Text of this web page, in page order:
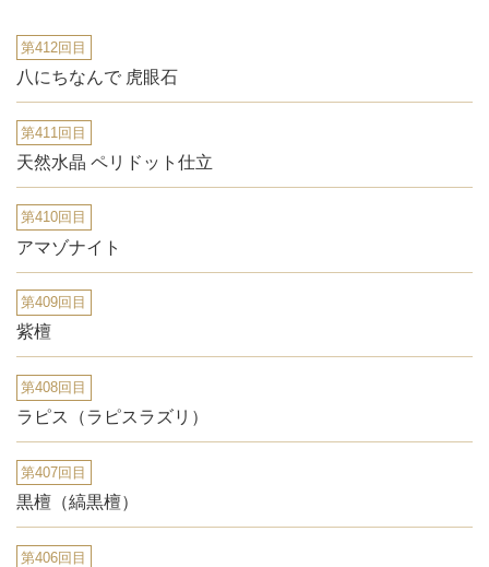
第412回目
八にちなんで 虎眼石
第411回目
天然水晶 ペリドット仕立
第410回目
アマゾナイト
第409回目
紫檀
第408回目
ラピス（ラピスラズリ）
第407回目
黒檀（縞黒檀）
第406回目